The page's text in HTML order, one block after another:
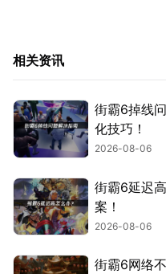
相关资讯
街霸6掉线
化技巧！
2026-08-06
街霸6延迟
案！
2026-08-06
街霸6网络